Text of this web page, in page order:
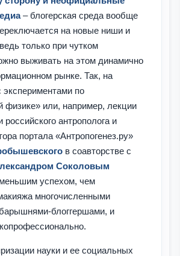
– блогерская среда вообще
на новые ниши и
только при чутком
выживать на этом динамично
рынке. Так, на
экспериментами по
физике» или, например, лекции
российского антрополога и
портала «Антропогенез.ру»
в соавторстве с
Соколовым
успехом, чем
многочисленными
блоггершами, и
науки и ее социальных